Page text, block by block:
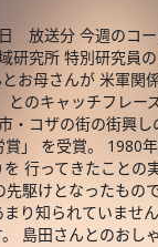
放送分 今週のコー
研究所 特別研究員
お母さんが 米軍関
のキャッチフレー
・コザの街の街興
」 を受賞。 1980
行ってきたことの
駆けとなったもの
り知られていませ
島田さんとのおし